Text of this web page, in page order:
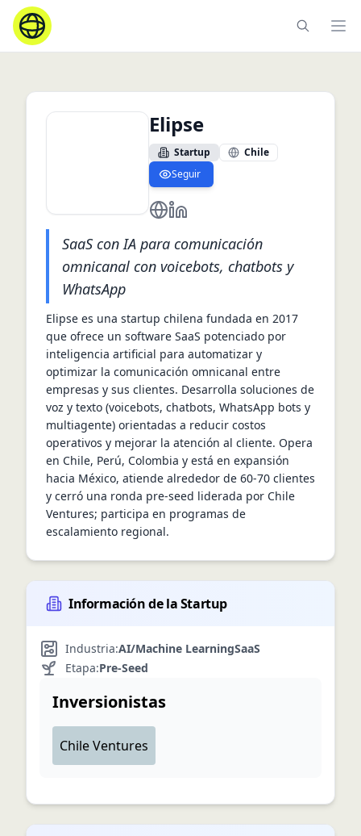
Elipse
Startup
Chile
Seguir
https://elipse.ai
https://www.linkedin.com/
SaaS con IA para comunicación
omnicanal con voicebots, chatbots y
WhatsApp
Elipse es una startup chilena fundada en 2017
que ofrece un software SaaS potenciado por
inteligencia artificial para automatizar y
optimizar la comunicación omnicanal entre
empresas y sus clientes. Desarrolla soluciones de
voz y texto (voicebots, chatbots, WhatsApp bots y
multiagente) orientadas a reducir costos
operativos y mejorar la atención al cliente. Opera
en Chile, Perú, Colombia y está en expansión
hacia México, atiende alrededor de 60-70 clientes
y cerró una ronda pre-seed liderada por Chile
Ventures; participa en programas de
escalamiento regional.
Información de la Startup
Industria:AI/Machine LearningSaaS
Etapa:Pre-Seed
Inversionistas
Chile Ventures